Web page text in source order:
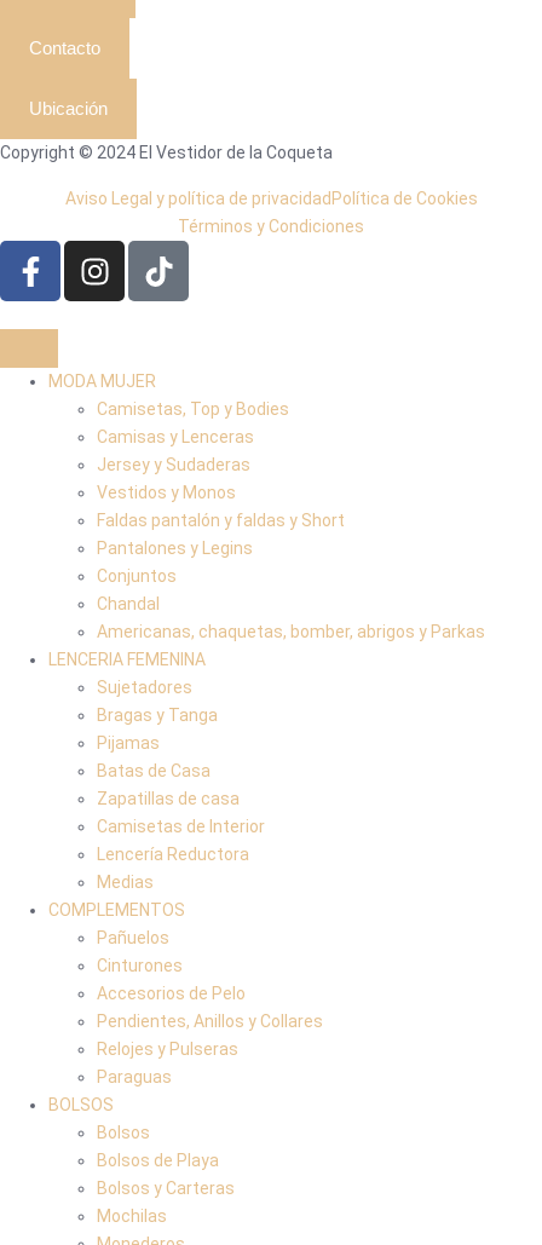
Contacto
Ubicación
Copyright © 2024 El Vestidor de la Coqueta
Aviso Legal y política de privacidad Política de Cookies
Términos y Condiciones
MODA MUJER
Camisetas, Top y Bodies
Camisas y Lenceras
Jersey y Sudaderas
Vestidos y Monos
Faldas pantalón y faldas y Short
Pantalones y Legins
Conjuntos
Chandal
Americanas, chaquetas, bomber, abrigos y Parkas
LENCERIA FEMENINA
Sujetadores
Bragas y Tanga
Pijamas
Batas de Casa
Zapatillas de casa
Camisetas de Interior
Lencería Reductora
Medias
COMPLEMENTOS
Pañuelos
Cinturones
Accesorios de Pelo
Pendientes, Anillos y Collares
Relojes y Pulseras
Paraguas
BOLSOS
Bolsos
Bolsos de Playa
Bolsos y Carteras
Mochilas